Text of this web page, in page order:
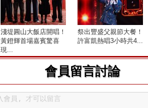
淺堤圓山大飯店開唱！
黃鐙輝首場嘉賓驚喜
現...
祭出豐盛父親節大餐！
許富凱熱唱3小時共4...
會員留言討論